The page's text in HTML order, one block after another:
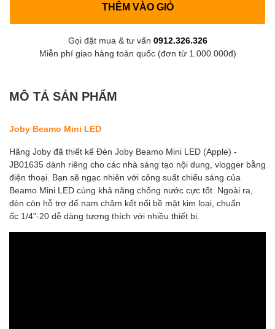
THÊM VÀO GIỎ
Gọi đặt mua & tư vấn 0912.326.326
Miễn phí giao hàng toàn quốc (đơn từ 1.000.000đ)
MÔ TẢ SẢN PHẨM
Joby Beamo Mini LED
Hãng Joby đã thiết kế Đèn Joby Beamo Mini LED (Apple) -
JB01635 dành riêng cho các nhà sáng tạo nội dung, vlogger bằng
điện thoại. Bạn sẽ ngạc nhiên với công suất chiếu sáng của
Beamo Mini LED cùng khả năng chống nước cực tốt. Ngoài ra,
đèn còn hỗ trợ đế nam châm kết nối bề mặt kim loại, chuẩn
ốc 1/4"-20 dễ dàng tương thích với nhiều thiết bị.